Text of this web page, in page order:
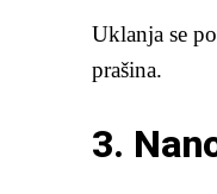
Uklanja se
prašina.
3.